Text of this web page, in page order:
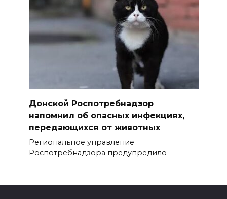
Донской Роспотребнадзор
напомнил об опасных инфекциях,
передающихся от животных
Региональное управление
Роспотребнадзора предупредило